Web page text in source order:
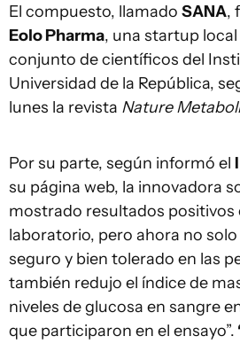
El compuesto, llamado SANA,
Eolo Pharma, una startup
conjunto de científicos del
Universidad de la República,
lunes la revista Nature
Por su parte, según informó el
su página web, la innovadora
mostrado resultados positivos
laboratorio, pero ahora no
seguro y bien tolerado en las
también redujo el índice de
niveles de glucosa en sangre
que participaron en el ensayo”.